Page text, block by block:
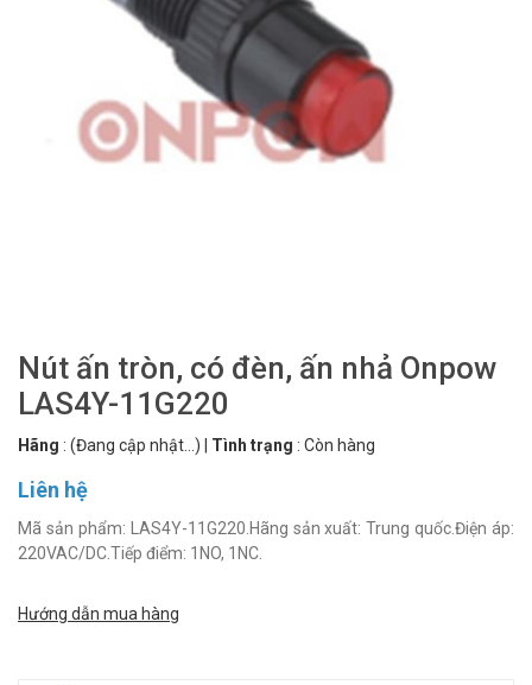
Nút ấn tròn, có đèn, ấn nhả Onpow
LAS4Y-11G220
Hãng : (Đang cập nhật...) Tình trạng : Còn hàng
Liên hệ
Mã sản phẩm: LAS4Y-11G220.Hãng sản xuất: Trung quốc.Điện áp:
220VAC/DC.Tiếp điểm: 1NO, 1NC.
Hướng dẫn mua hàng